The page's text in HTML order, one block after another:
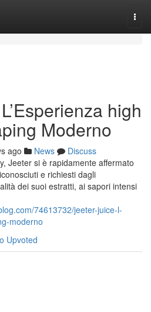
high
Moderno
ago News
Discuss
Jeeter si è rapidamente affermato
e richiesti dagli
dei suoi estratti, ai sapori intensi
74613732/jeeter-juice-l-
moderno
Upvoted